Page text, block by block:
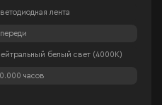
лента
белый свет (4000К)
часов